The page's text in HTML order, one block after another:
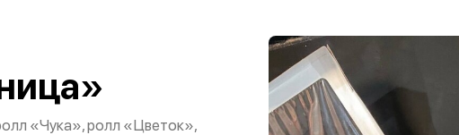
«Чука», ролл «Цветок»,